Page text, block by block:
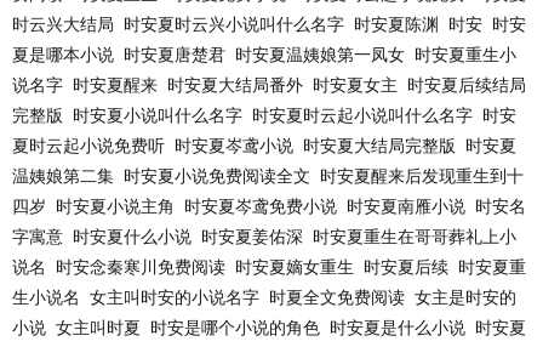
时云兴大结局
时安夏时云兴小说叫什么名字 时安夏陈渊 时安 时安
夏是哪本小说 时安夏唐楚君 时安夏温姨娘第一凤女 时安夏重生小
说名字 时安夏醒来 时安夏大结局番外 时安夏女主
时安夏后续结局
完整版
时安夏小说叫什么名字 时安夏时云起小说叫什么名字 时安
夏时云起小说免费听 时安夏岑鸢小说 时安夏大结局完整版
时安夏
温姨娘第二集 时安夏小说免费阅读全文
时安夏醒来后发现重生到十
四岁
时安夏小说主角 时安夏岑鸢免费小说 时安夏南雁小说 时安名
字寓意 时安夏什么小说 时安夏姜佑深
时安夏重生在哥哥葬礼上小
说名
时安念秦寒川免费阅读 时安夏嫡女重生 时安夏后续 时安夏重
生小说名
女主叫时安的小说名字 时夏全文免费阅读 女主是时安的
小说 女主叫时夏 时安是哪个小说的角色 时安夏是什么小说 时安夏